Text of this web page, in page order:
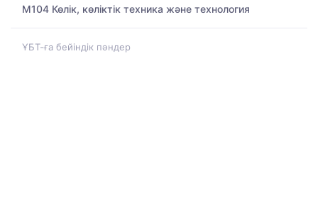
M104 Көлік, көліктік техника және технология
ҰБТ-ға бейіндік пәндер